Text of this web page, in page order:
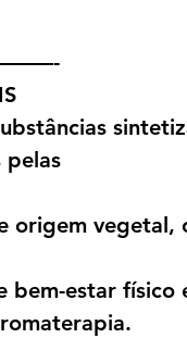
pelas
origem vegetal,
bem-estar físico